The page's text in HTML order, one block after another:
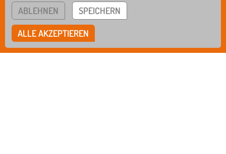
Tel 07351/3412-0
Fax 07351/3412-12
Mailverwaltung@schule-bsbz.de
ABLEHNEN SPEICHERN
ALLE AKZEPTIEREN